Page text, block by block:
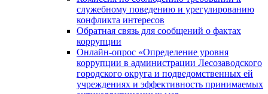
служебному поведению и урегулированию
конфликта интересов
Обратная связь для сообщений о фактах
коррупции
Онлайн-опрос «Определение уровня
коррупции в администрации Лесозаводского
городского округа и подведомственных ей
учреждениях и эффективность принимаемых